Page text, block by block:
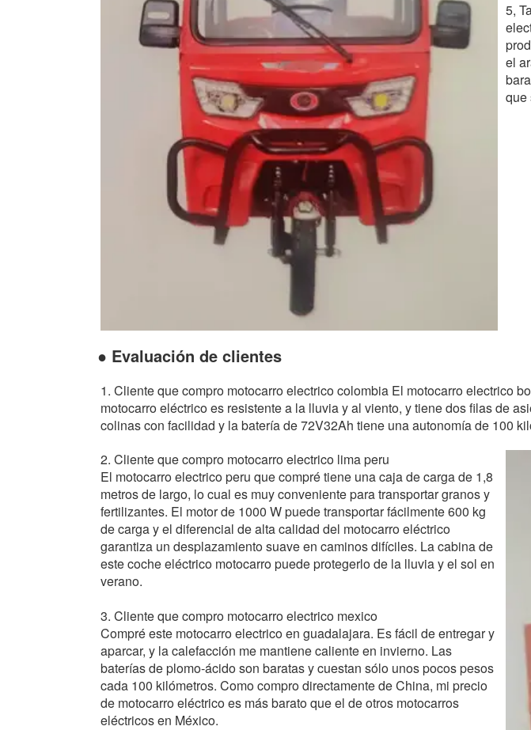
5,
el
que
● Evaluación de clientes
1. Cliente que compro motocarro electrico colombia El motocarro electrico
motocarro eléctrico es resistente a la lluvia y al viento, y tiene dos filas de
colinas con facilidad y la batería de 72V32Ah tiene una autonomía de 100
2. Cliente que compro motocarro electrico lima peru
El motocarro electrico peru que compré tiene una caja de carga de 1,8
metros de largo, lo cual es muy conveniente para transportar granos y
fertilizantes. El motor de 1000 W puede transportar fácilmente 600 kg
de carga y el diferencial de alta calidad del motocarro eléctrico
garantiza un desplazamiento suave en caminos difíciles. La cabina de
este coche eléctrico motocarro puede protegerlo de la lluvia y el sol en
verano.
3. Cliente que compro motocarro electrico mexico
Compré este motocarro electrico en guadalajara. Es fácil de entregar y
aparcar, y la calefacción me mantiene caliente en invierno. Las
baterías de plomo-ácido son baratas y cuestan sólo unos pocos pesos
cada 100 kilómetros. Como compro directamente de China, mi precio
de motocarro eléctrico es más barato que el de otros motocarros
eléctricos en México.